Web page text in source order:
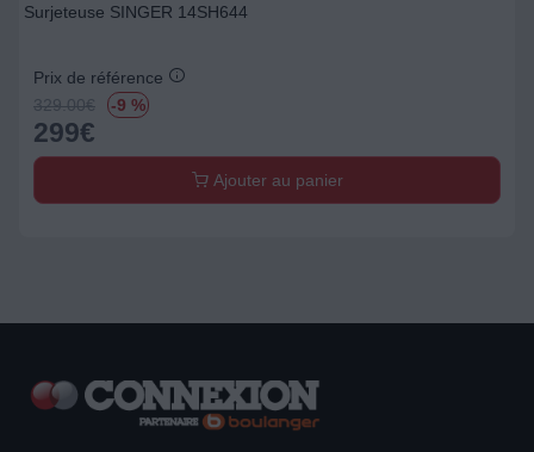
Surjeteuse SINGER 14SH644
Prix de référence
329.00€ -9 %
299€
Ajouter au panier